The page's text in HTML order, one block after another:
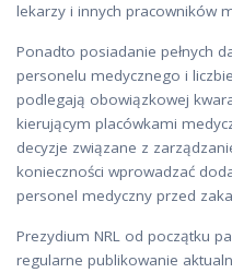
lekarzy i innych pracowników
Ponadto posiadanie pełnych
personelu medycznego i
podlegają obowiązkowej
kierującym placówkami
decyzje związane z
konieczności wprowadzać
personel medyczny przed
Prezydium NRL od początku
regularne publikowanie